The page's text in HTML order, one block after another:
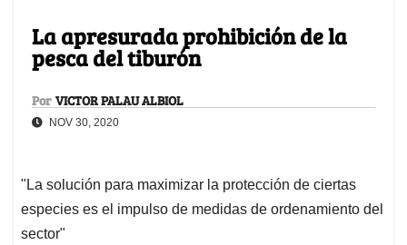
La apresurada prohibición de la
pesca del tiburón
Por VICTOR PALAU ALBIOL
NOV 30, 2020
"La solución para maximizar la protección de ciertas
especies es el impulso de medidas de ordenamiento del
sector"